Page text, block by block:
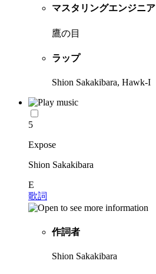
マスタリングエンジニア
鷹の目
ラップ
Shion Sakakibara, Hawk-I
5
Expose
Shion Sakakibara
E
歌詞
作詞者
Shion Sakakibara